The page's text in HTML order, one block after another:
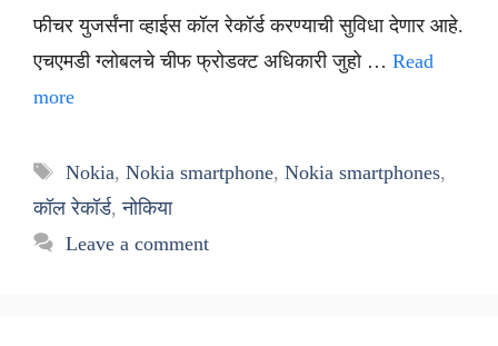
फीचर युजर्संना व्हाईस कॉल रेकॉर्ड करण्याची सुविधा देणार आहे.
एचएमडी ग्लोबलचे चीफ फ्रोडक्ट अधिकारी जुहो … Read
more
Tags
Nokia, Nokia smartphone, Nokia smartphones,
कॉल रेकॉर्ड,नोकिया
Leave a comment